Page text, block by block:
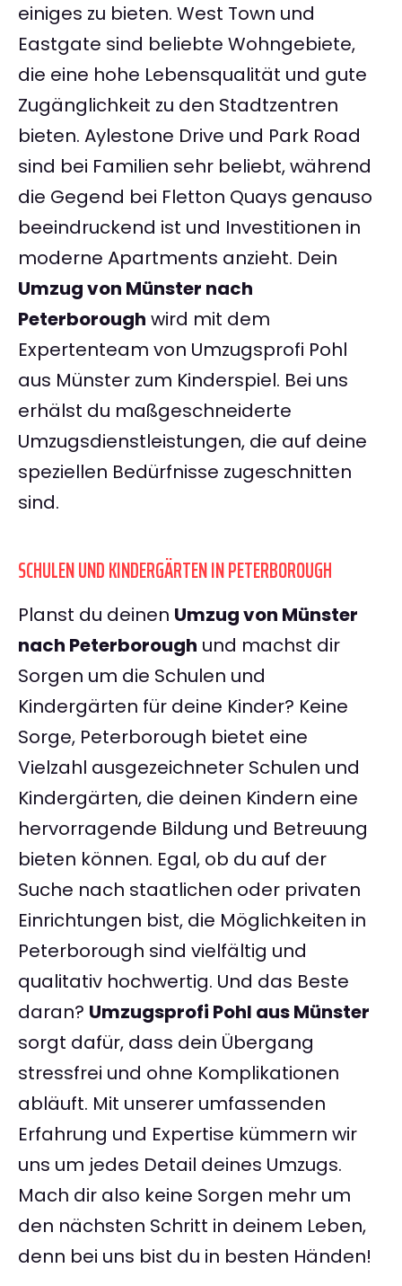
einiges zu bieten. West Town und
Eastgate sind beliebte Wohngebiete,
die eine hohe Lebensqualität und gute
Zugänglichkeit zu den Stadtzentren
bieten. Aylestone Drive und Park Road
sind bei Familien sehr beliebt, während
die Gegend bei Fletton Quays genauso
beeindruckend ist und Investitionen in
moderne Apartments anzieht. Dein
Umzug von Münster nach
Peterborough wird mit dem
Expertenteam von Umzugsprofi Pohl
aus Münster zum Kinderspiel. Bei uns
erhälst du maßgeschneiderte
Umzugsdienstleistungen, die auf deine
speziellen Bedürfnisse zugeschnitten
sind.
SCHULEN UND KINDERGÄRTEN IN PETERBOROUGH
Planst du deinen Umzug von Münster
nach Peterborough und machst dir
Sorgen um die Schulen und
Kindergärten für deine Kinder? Keine
Sorge, Peterborough bietet eine
Vielzahl ausgezeichneter Schulen und
Kindergärten, die deinen Kindern eine
hervorragende Bildung und Betreuung
bieten können. Egal, ob du auf der
Suche nach staatlichen oder privaten
Einrichtungen bist, die Möglichkeiten in
Peterborough sind vielfältig und
qualitativ hochwertig. Und das Beste
daran? Umzugsprofi Pohl aus Münster
sorgt dafür, dass dein Übergang
stressfrei und ohne Komplikationen
abläuft. Mit unserer umfassenden
Erfahrung und Expertise kümmern wir
uns um jedes Detail deines Umzugs.
Mach dir also keine Sorgen mehr um
den nächsten Schritt in deinem Leben,
denn bei uns bist du in besten Händen!